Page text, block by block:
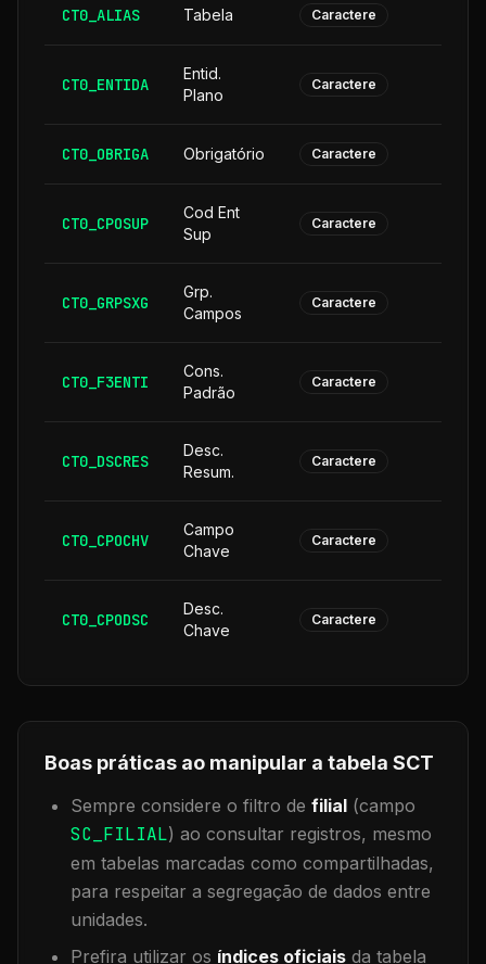
CT0_ALIAS Tabela Caractere
CT0_ENTIDA
Entid.
Plano
Caractere
CT0_OBRIGA Obrigatório Caractere
CT0_CPOSUP
Cod Ent
Sup
Caractere
CT0_GRPSXG
Grp.
Campos
Caractere
CT0_F3ENTI
Cons.
Padrão
Caractere
CT0_DSCRES
Desc.
Resum.
Caractere
CT0_CPOCHV
Campo
Chave
Caractere
CT0_CPODSC
Desc.
Chave
Caractere
Boas práticas ao manipular a tabela SCT
Sempre considere o filtro de filial (campo
SC_FILIAL) ao consultar registros, mesmo
em tabelas marcadas como compartilhadas,
para respeitar a segregação de dados entre
unidades.
Prefira utilizar os índices oficiais da tabela